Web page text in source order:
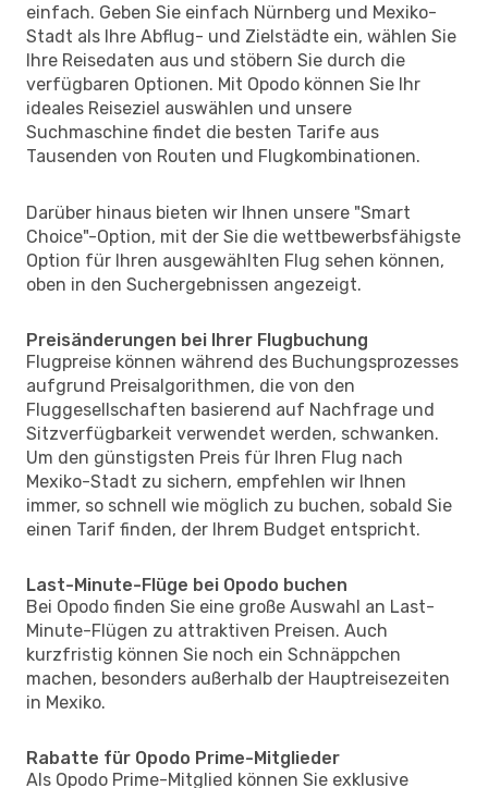
einfach. Geben Sie einfach Nürnberg und Mexiko-
Stadt als Ihre Abflug- und Zielstädte ein, wählen Sie
Ihre Reisedaten aus und stöbern Sie durch die
verfügbaren Optionen. Mit Opodo können Sie Ihr
ideales Reiseziel auswählen und unsere
Suchmaschine findet die besten Tarife aus
Tausenden von Routen und Flugkombinationen.
Darüber hinaus bieten wir Ihnen unsere "Smart
Choice"-Option, mit der Sie die wettbewerbsfähigste
Option für Ihren ausgewählten Flug sehen können,
oben in den Suchergebnissen angezeigt.
Preisänderungen bei Ihrer Flugbuchung
Flugpreise können während des Buchungsprozesses
aufgrund Preisalgorithmen, die von den
Fluggesellschaften basierend auf Nachfrage und
Sitzverfügbarkeit verwendet werden, schwanken.
Um den günstigsten Preis für Ihren Flug nach
Mexiko-Stadt zu sichern, empfehlen wir Ihnen
immer, so schnell wie möglich zu buchen, sobald Sie
einen Tarif finden, der Ihrem Budget entspricht.
Last-Minute-Flüge bei Opodo buchen
Bei Opodo finden Sie eine große Auswahl an Last-
Minute-Flügen zu attraktiven Preisen. Auch
kurzfristig können Sie noch ein Schnäppchen
machen, besonders außerhalb der Hauptreisezeiten
in Mexiko.
Rabatte für Opodo Prime-Mitglieder
Als Opodo Prime-Mitglied können Sie exklusive